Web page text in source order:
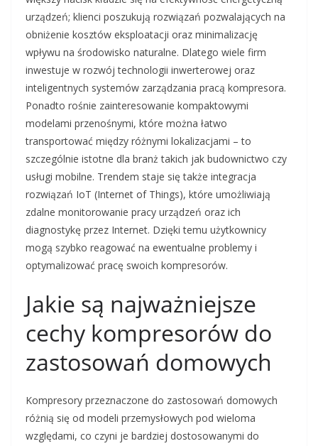
urządzeń; klienci poszukują rozwiązań pozwalających na
obniżenie kosztów eksploatacji oraz minimalizację
wpływu na środowisko naturalne. Dlatego wiele firm
inwestuje w rozwój technologii inwerterowej oraz
inteligentnych systemów zarządzania pracą kompresora.
Ponadto rośnie zainteresowanie kompaktowymi
modelami przenośnymi, które można łatwo
transportować między różnymi lokalizacjami – to
szczególnie istotne dla branż takich jak budownictwo czy
usługi mobilne. Trendem staje się także integracja
rozwiązań IoT (Internet of Things), które umożliwiają
zdalne monitorowanie pracy urządzeń oraz ich
diagnostykę przez Internet. Dzięki temu użytkownicy
mogą szybko reagować na ewentualne problemy i
optymalizować pracę swoich kompresorów.
Jakie są najważniejsze
cechy kompresorów do
zastosowań domowych
Kompresory przeznaczone do zastosowań domowych
różnią się od modeli przemysłowych pod wieloma
względami, co czyni je bardziej dostosowanymi do